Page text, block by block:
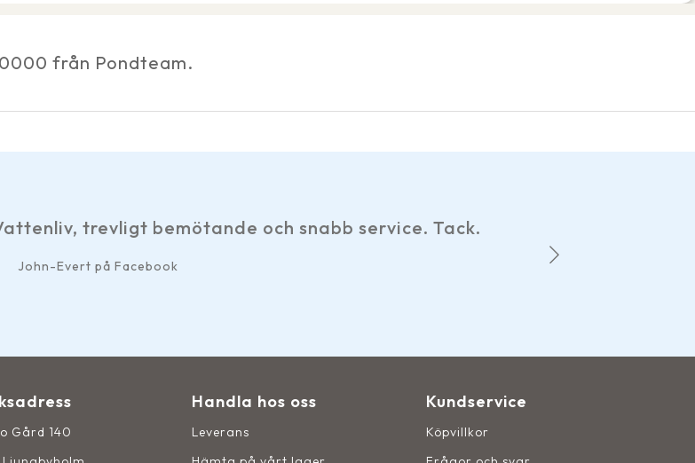
från Pondteam.
trevligt bemötande och snabb service. Tack.
John-Evert på Facebook
Gård 140
Handla hos oss
Leverans
Kundservice
Köpvillkor